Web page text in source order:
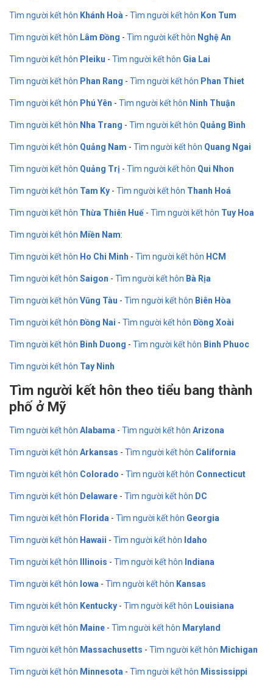
Tìm người kết hôn Khánh Hoà - Tìm người kết hôn Kon Tum
Tìm người kết hôn Lâm Đồng - Tìm người kết hôn Nghệ An
Tìm người kết hôn Pleiku - Tìm người kết hôn Gia Lai
Tìm người kết hôn Phan Rang - Tìm người kết hôn Phan Thiet
Tìm người kết hôn Phú Yên - Tìm người kết hôn Ninh Thuận
Tìm người kết hôn Nha Trang - Tìm người kết hôn Quảng Bình
Tìm người kết hôn Quảng Nam - Tìm người kết hôn Quang Ngai
Tìm người kết hôn Quảng Trị - Tìm người kết hôn Qui Nhon
Tìm người kết hôn Tam Ky - Tìm người kết hôn Thanh Hoá
Tìm người kết hôn Thừa Thiên Huế - Tìm người kết hôn Tuy Hoa
Tìm người kết hôn Miền Nam:
Tìm người kết hôn Ho Chi Minh - Tìm người kết hôn HCM
Tìm người kết hôn Saigon - Tìm người kết hôn Bà Rịa
Tìm người kết hôn Vũng Tàu - Tìm người kết hôn Biên Hòa
Tìm người kết hôn Đồng Nai - Tìm người kết hôn Đồng Xoài
Tìm người kết hôn Binh Duong - Tìm người kết hôn Binh Phuoc
Tìm người kết hôn Tay Ninh
Tìm người kết hôn theo tiểu bang thành
phố ở Mỹ
Tìm người kết hôn Alabama - Tìm người kết hôn Arizona
Tìm người kết hôn Arkansas - Tìm người kết hôn California
Tìm người kết hôn Colorado - Tìm người kết hôn Connecticut
Tìm người kết hôn Delaware - Tìm người kết hôn DC
Tìm người kết hôn Florida - Tìm người kết hôn Georgia
Tìm người kết hôn Hawaii - Tìm người kết hôn Idaho
Tìm người kết hôn Illinois - Tìm người kết hôn Indiana
Tìm người kết hôn Iowa - Tìm người kết hôn Kansas
Tìm người kết hôn Kentucky - Tìm người kết hôn Louisiana
Tìm người kết hôn Maine - Tìm người kết hôn Maryland
Tìm người kết hôn Massachusetts - Tìm người kết hôn Michigan
Tìm người kết hôn Minnesota - Tìm người kết hôn Mississippi